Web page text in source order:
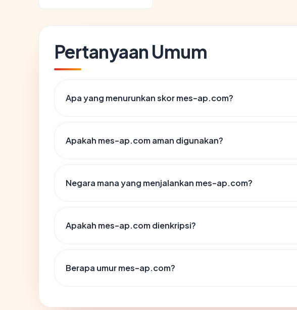
Pertanyaan Umum
Apa yang menurunkan skor mes-ap.com?
Apakah mes-ap.com aman digunakan?
Negara mana yang menjalankan mes-ap.com?
Apakah mes-ap.com dienkripsi?
Berapa umur mes-ap.com?